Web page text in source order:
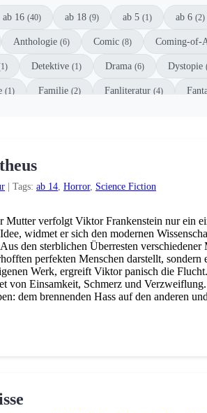
ab 16 (40) ab 18 (9) ab 5 (1) ab 6 (2)
Anthologie (6) Comic (8) Coming-of-
Detektive (1) Drama (6) Dystopie
(1) Familie (2) Fanliteratur (4)
(32)
(18) Vorlesebuch(1) Weihnachten
| Tags: ab 14 Horror, Science Fiction
Mutter verfolgt Viktor Frankenstein nur ein
widmet er sich den modernen
den sterblichen Überresten verschiedener
perfekten Menschen darstellt, sondern
Werk, ergreift Viktor panisch die
von Einsamkeit, Schmerz und
dem brennenden Hass auf den anderen